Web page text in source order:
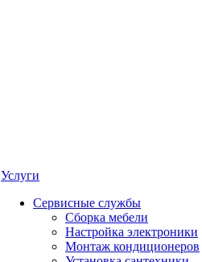
Услуги
Сервисные службы
Сборка мебели
Настройка электроники
Монтаж кондиционеров